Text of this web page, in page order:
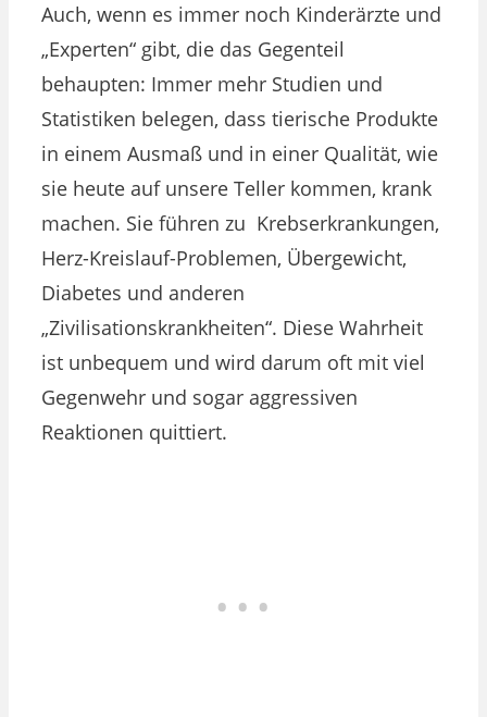
Auch, wenn es immer noch Kinderärzte und
„Experten“ gibt, die das Gegenteil
behaupten: Immer mehr Studien und
Statistiken belegen, dass tierische Produkte
in einem Ausmaß und in einer Qualität, wie
sie heute auf unsere Teller kommen, krank
machen. Sie führen zu Krebserkrankungen,
Herz-Kreislauf-Problemen, Übergewicht,
Diabetes und anderen
„Zivilisationskrankheiten“. Diese Wahrheit
ist unbequem und wird darum oft mit viel
Gegenwehr und sogar aggressiven
Reaktionen quittiert.